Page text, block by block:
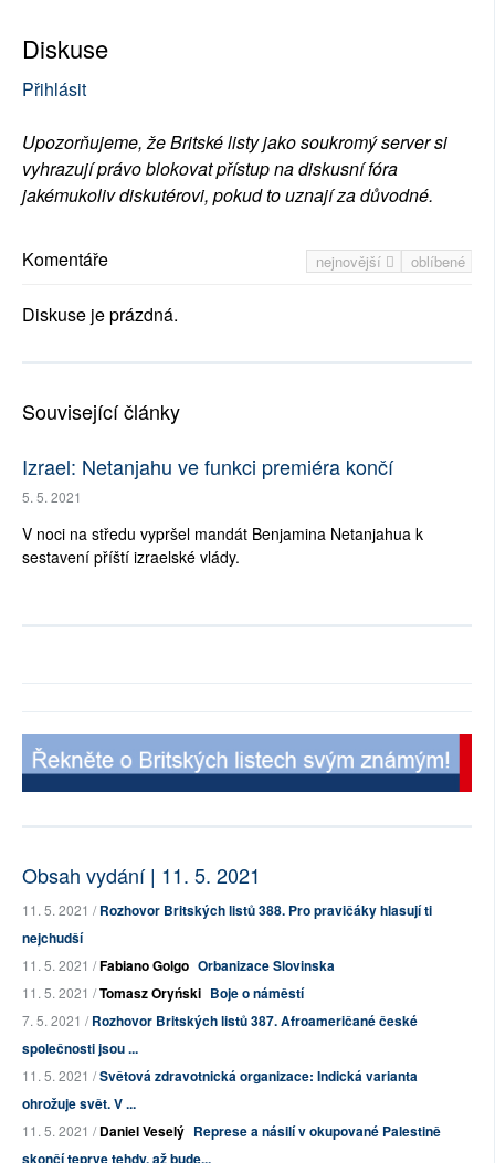
Diskuse
Přihlásit
Upozorňujeme, že Britské listy jako soukromý server si
vyhrazují právo blokovat přístup na diskusní fóra
jakémukoliv diskutérovi, pokud to uznají za důvodné.
nejnovější oblíbené
Komentáře
Diskuse je prázdná.
Související články
Izrael: Netanjahu ve funkci premiéra končí
5. 5. 2021
V noci na středu vypršel mandát Benjamina Netanjahua k
sestavení příští izraelské vlády.
Obsah vydání | 11. 5. 2021
11. 5. 2021 /Rozhovor Britských listů 388. Pro pravičáky hlasují ti
nejchudší
11. 5. 2021 /Fabiano Golgo Orbanizace Slovinska
11. 5. 2021 /Tomasz Oryński Boje o náměstí
7. 5. 2021 /Rozhovor Britských listů 387. Afroameričané české
společnosti jsou ...
11. 5. 2021 /Světová zdravotnická organizace: Indická varianta
ohrožuje svět. V ...
11. 5. 2021 /Daniel Veselý Represe a násilí v okupované Palestině
skončí teprve tehdy, až bude...